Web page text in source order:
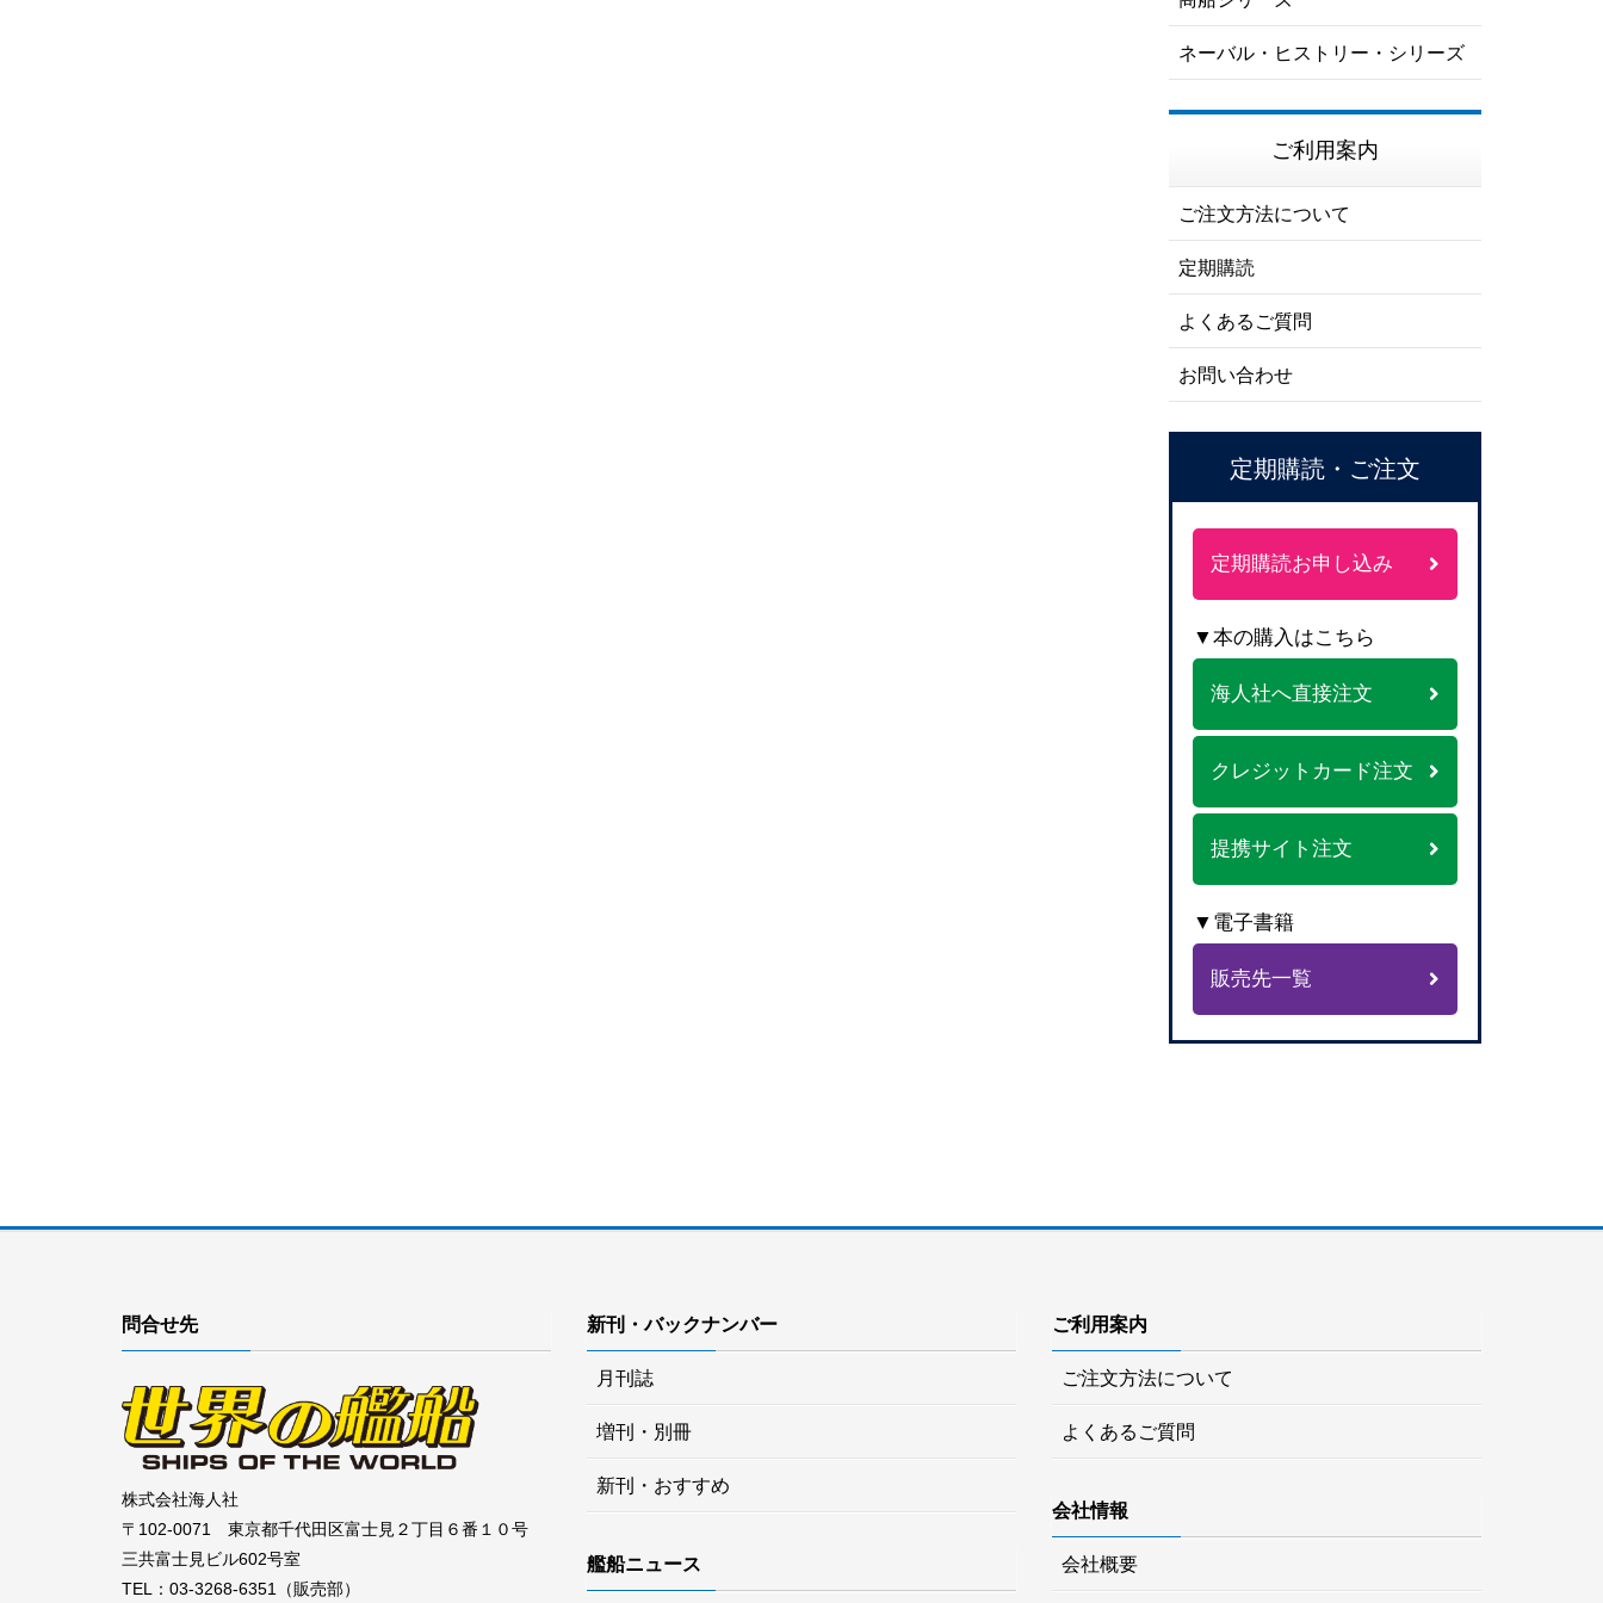
ネーバル・ヒストリー・シリーズ
ご利用案内
ご注文方法について
定期購読
よくあるご質問
お問い合わせ
定期購読・ご注文
定期購読お申し込み
▼本の購入はこちら
海人社へ直接注文
クレジットカード注文
提携サイト注文
▼電子書籍
販売先一覧
問合せ先
株式会社海人社
〒102-0071 東京都千代田区富士見２丁目６番１０号
三共富士見ビル602号室
TEL：03-3268-6351（販売部）
新刊・バックナンバー
月刊誌
増刊・別冊
新刊・おすすめ
艦船ニュース
ご利用案内
ご注文方法について
よくあるご質問
会社情報
会社概要